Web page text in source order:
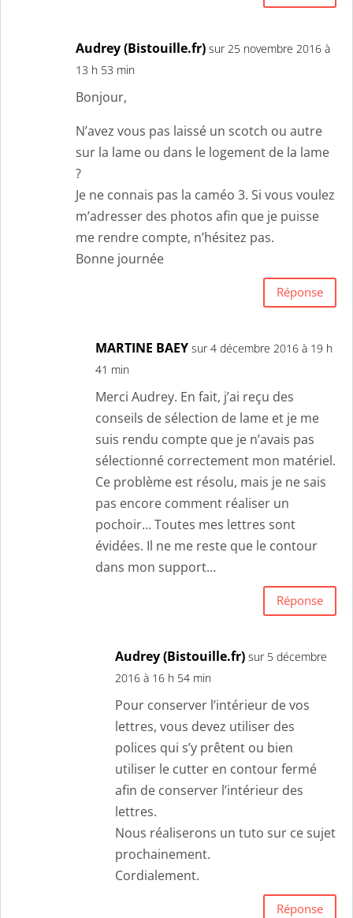
Audrey (Bistouille.fr) sur 25 novembre 2016 à
13 h 53 min
Bonjour,
N’avez vous pas laissé un scotch ou autre
sur la lame ou dans le logement de la lame
?
Je ne connais pas la caméo 3. Si vous voulez
m’adresser des photos afin que je puisse
me rendre compte, n’hésitez pas.
Bonne journée
Réponse
MARTINE BAEY sur 4 décembre 2016 à 19 h
41 min
Merci Audrey. En fait, j’ai reçu des
conseils de sélection de lame et je me
suis rendu compte que je n’avais pas
sélectionné correctement mon matériel.
Ce problème est résolu, mais je ne sais
pas encore comment réaliser un
pochoir… Toutes mes lettres sont
évidées. Il ne me reste que le contour
dans mon support…
Réponse
Audrey (Bistouille.fr) sur 5 décembre
2016 à 16 h 54 min
Pour conserver l’intérieur de vos
lettres, vous devez utiliser des
polices qui s’y prêtent ou bien
utiliser le cutter en contour fermé
afin de conserver l’intérieur des
lettres.
Nous réaliserons un tuto sur ce sujet
prochainement.
Cordialement.
Réponse